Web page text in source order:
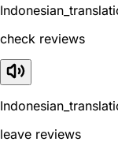
check reviews
leave reviews